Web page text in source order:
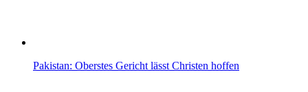
Pakistan: Oberstes Gericht lässt Christen hoffen